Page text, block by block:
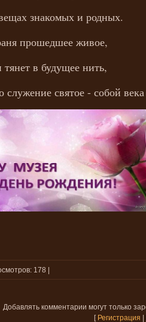
знакомых и родных.
прошедшее живое,
в будущее нить,
служение святое - собой
: 178 |
Добавлять комментарии могут только
[ Регистрация